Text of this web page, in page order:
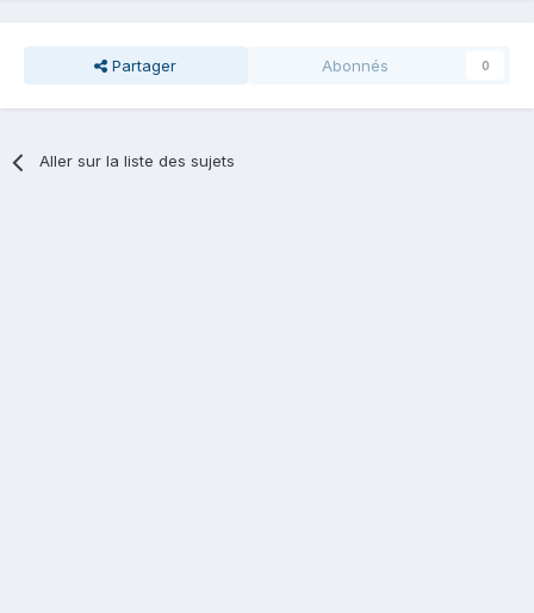
Partager Abonnés 0
Aller sur la liste des sujets